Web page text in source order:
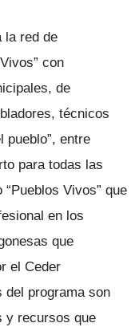
la red de
con
de
técnicos
pueblo”, entre
para todas las
Vivos” que
en los
que
el Ceder
del programa son
y recursos que